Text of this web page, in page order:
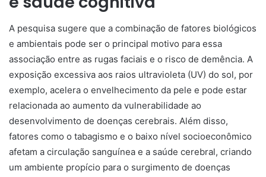
A pesquisa sugere que a combinação de fatores biológicos
e ambientais pode ser o principal motivo para essa
associação entre as rugas faciais e o risco de demência. A
exposição excessiva aos raios ultravioleta (UV) do sol, por
exemplo, acelera o envelhecimento da pele e pode estar
relacionada ao aumento da vulnerabilidade ao
desenvolvimento de doenças cerebrais. Além disso,
fatores como o tabagismo e o baixo nível socioeconômico
afetam a circulação sanguínea e a saúde cerebral, criando
um ambiente propício para o surgimento de doenças